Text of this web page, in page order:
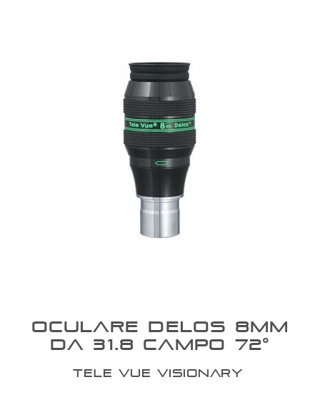
GLI ORDINI SARANNO EVASI
OCULARE DELOS 8MM
DA 31.8 CAMPO 72°
TELE VUE VISIONARY